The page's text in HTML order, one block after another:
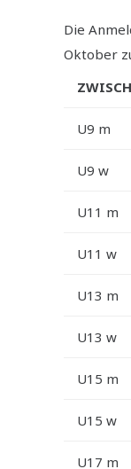
Die
Oktober
U9 m
U9 w
U11 m
U11 w
U13 m
U13 w
U15 m
U15 w
U17 m